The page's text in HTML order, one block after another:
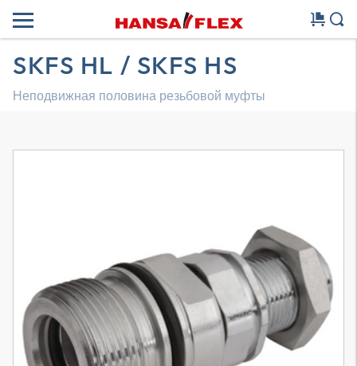
SKFS HL / SKFS HS
Неподвижная половина резьбовой муфты